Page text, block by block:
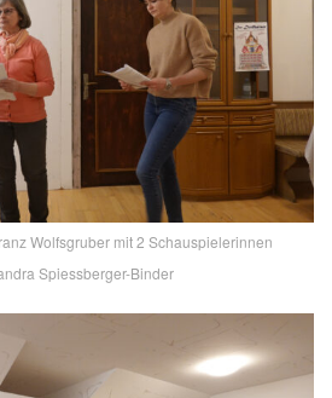
Wolfsgruber mit 2 Schauspielerinnen
Spiessberger-Binder